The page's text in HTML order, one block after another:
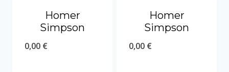
Homer
Simpson
0,00 €
Homer
Simpson
0,00 €